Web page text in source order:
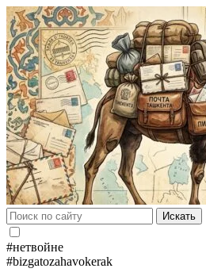
Искать
#нетвойне
#bizgatozahavokerak